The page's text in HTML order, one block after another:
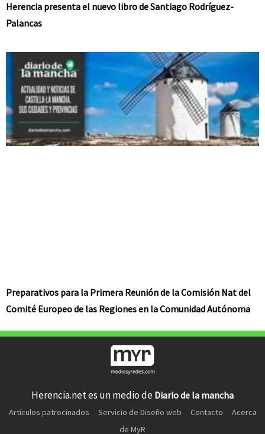
Herencia presenta el nuevo libro de Santiago Rodríguez-
Palancas
Preparativos para la Primera Reunión de la Comisión Nat del
Comité Europeo de las Regiones en la Comunidad Autónoma
Herencia.net es un medio de Diario de la mancha
Artículos patrocinados Servicio de Diseño web Contacto
Acerca
de MyR